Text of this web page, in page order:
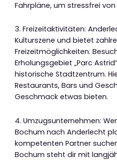
Fahrpläne, um stressfrei
3. Freizeitaktivitäten:
Kulturszene und bietet
Freizeitmöglichkeiten.
Erholungsgebiet „Parc
historische Stadtzentrum.
Restaurants, Bars und
Geschmack etwas bieten.
4. Umzugsunternehmen:
Bochum nach Anderlecht
kompetenten Partner
Bochum steht dir mit